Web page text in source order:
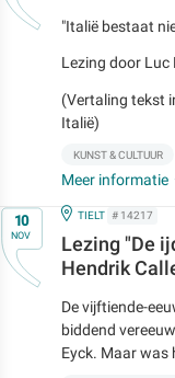
"Italië bestaat
Lezing door Luc
(Vertaling tekst
Italië)
KUNST & CULTUUR
Meer informatie
Op10
NOV
IN
TIELT # 14217
Lezing "De
Hendrik
De vijftiende-
biddend
Eyck. Maar was